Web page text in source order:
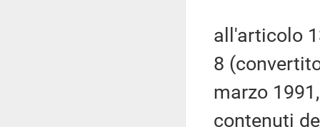
all'articolo
8
marzo
contenuti